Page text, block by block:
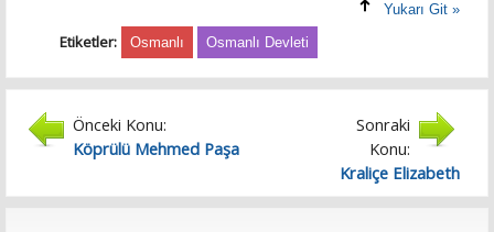
Yukarı Git »
Etiketler: Osmanlı Osmanlı Devleti
Önceki Konu:
Köprülü Mehmed Paşa
Sonraki
Konu:
Kraliçe Elizabeth